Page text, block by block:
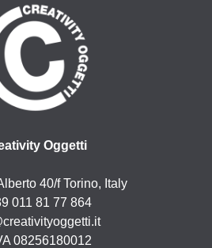
Oggetti
40/f Torino, Italy
011 81 77 864
08256180012